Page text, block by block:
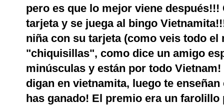
pero es que lo mejor viene
tarjeta y se juega al bingo
niña con su tarjeta (como veis todo el
"chiquisillas", como dice un amigo
minúsculas y están por todo
digan en vietnamita, luego te
has ganado! El premio era un farolillo